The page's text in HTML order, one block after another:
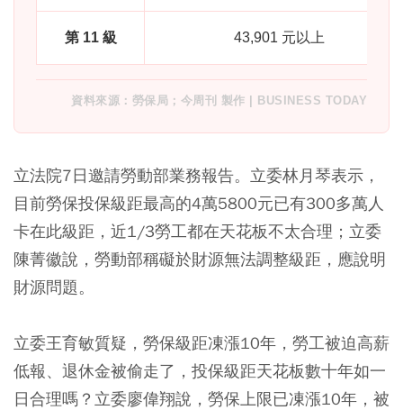
第 11 級 43,901 元以上
資料來源：勞保局；今周刊 製作 | BUSINESS TODAY
立法院7日邀請勞動部業務報告。立委林月琴表示，
目前勞保投保級距最高的4萬5800元已有300多萬人
卡在此級距，近1/3勞工都在天花板不太合理；立委
陳菁徽說，勞動部稱礙於財源無法調整級距，應說明
財源問題。
立委王育敏質疑，勞保級距凍漲10年，勞工被迫高薪
低報、退休金被偷走了，投保級距天花板數十年如一
日合理嗎？立委廖偉翔說，勞保上限已凍漲10年，被